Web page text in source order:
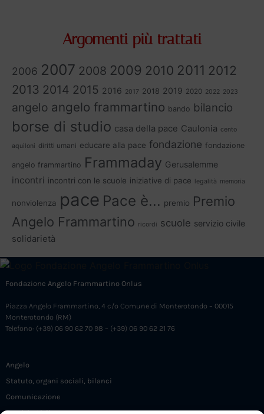
Argomenti più trattati
2006 2007 2008 2009 2010 2011 2012
2013 2014 2015 2016 2017 2018 2019 2020 2022 2023
angelo angelo frammartino bando bilancio
borse di studio casa della pace Caulonia cento
aquiloni diritti umani educare alla pace fondazione fondazione
angelo frammartino Frammaday Gerusalemme
incontri incontri con le scuole iniziative di pace legalità memoria
nonviolenza pace Pace è... premio Premio
Angelo Frammartino ricordi scuole servizio civile
solidarietà
Fondazione Angelo Frammartino Onlus
Piazza Angelo Frammartino, 4 c/o Comune di Monterotondo – 00015
Monterotondo (RM)
Telefono: (+39) 06 90 62 70 98 – (+39) 06 90 62 21 76
Angelo
Statuto, organi sociali, bilanci
Comunicazione